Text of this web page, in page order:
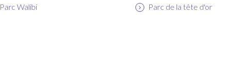
Parc Walibi Parc de la tête d'or